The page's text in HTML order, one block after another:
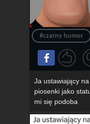
#czarny humor
Ja ustawiający
piosenki jako
mi się podoba